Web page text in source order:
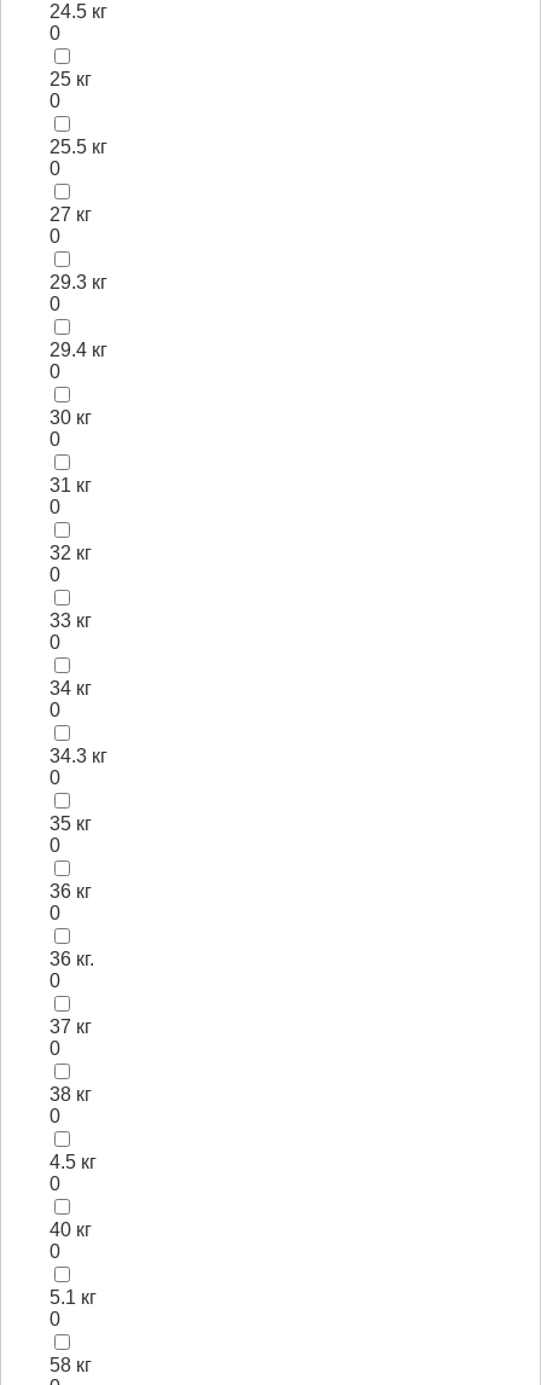
24.5 кг
0
25 кг
0
25.5 кг
0
27 кг
0
29.3 кг
0
29.4 кг
0
30 кг
0
31 кг
0
32 кг
0
33 кг
0
34 кг
0
34.3 кг
0
35 кг
0
36 кг
0
36 кг.
0
37 кг
0
38 кг
0
4.5 кг
0
40 кг
0
5.1 кг
0
58 кг